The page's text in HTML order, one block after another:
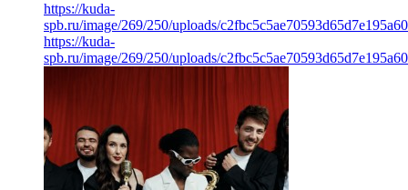
https://kuda-
spb.ru/image/269/250/uploads/
https://kuda-
spb.ru/image/269/250/uploads/